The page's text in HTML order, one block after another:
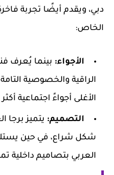
دبي، ويقدم أيضًا تجربة
الخاص:
الأجواء: بينما يُعرف
الراقية والخصوصية
الأغلى أجواءً اجتماعية
التصميم: يتميز برجا
شكل شراع، في حين
العربي بتصاميم داخلية